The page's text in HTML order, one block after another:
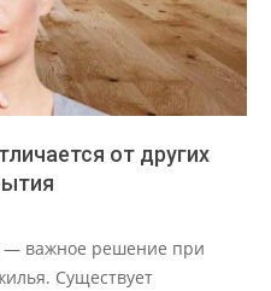
от других
— важное решение при
Существует